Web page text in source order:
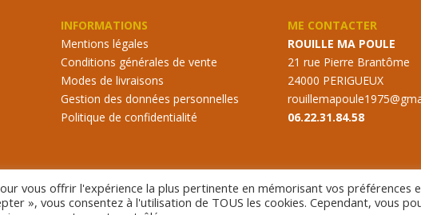
INFORMATIONS
Mentions légales
Conditions générales de vente
Modes de livraisons
Gestion des données personnelles
Politique de confidentialité
ME CONTACTER
ROUILLE MA POULE
21 rue Pierre Brantôme
24000 PERIGUEUX
06.22.31.84.58
vous offrir l'expérience la plus pertinente en mémorisant vos préférences
», vous consentez à l'utilisation de TOUS les cookies. Cependant, vous